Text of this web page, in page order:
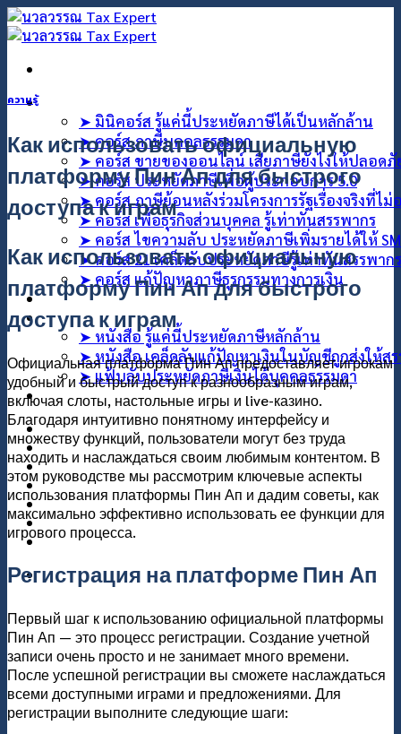
ข้าม
ไป
เนื้อหา
➤ มินิคอร์ส รู้แค่นี้ประหยัดภาษีได้เป็นหลักล้าน
➤ คอร์ส ภาษีบุคคลธรรมดา
➤ คอร์ส ขายของออนไลน์ เสียภาษียังไงให้ปลอดภั
➤ คอร์ส ประหยัดภาษีเพื่อผู้ประกอบการ 5.0
➤ คอร์ส ภาษีย้อนหลังร่วมโครงการรัฐเรื่องจริงที่ไม่
➤ คอร์ส เพื่อธุรกิจส่วนบุคคล รู้เท่าทันสรรพากร
➤ คอร์ส ไขความลับ ประหยัดภาษีเพิ่มรายได้ให้
➤ คอร์ส 21 เคล็ดลับประหยัดภาษีรู้เท่าทันสรรพากร
➤ คอร์ส แก้ปัญหาภาษีธุรกรรมทางการเงิน
คอร์สที่ปรึกษา
สินค้า
➤ หนังสือ รู้แค่นี้ประหยัดภาษีหลักล้าน
➤ หนังสือ เคล็ดลับแก้ปัญหาเงินในบัญชีถูกส่งให้สร
➤ แฟ้บลับประหยัดภาษีเงินได้บุคคลธรรมดา
บทความ
แกลอรี่
เกี่ยวกับเรา
ติดต่อเรา
ความรู้
Как использовать официальную
платформу Пин Ап для быстрого
доступа к играм
Как использовать официальную
платформу Пин Ап для быстрого
доступа к играм
Официальная платформа Пин Ап предоставляет игрокам
удобный и быстрый доступ к разнообразным играм,
включая слоты, настольные игры и live-казино.
Благодаря интуитивно понятному интерфейсу и
множеству функций, пользователи могут без труда
находить и наслаждаться своим любимым контентом. В
этом руководстве мы рассмотрим ключевые аспекты
использования платформы Пин Ап и дадим советы, как
максимально эффективно использовать ее функции для
игрового процесса.
Регистрация на платформе Пин Ап
Первый шаг к использованию официальной платформы
Пин Ап — это процесс регистрации. Создание учетной
записи очень просто и не занимает много времени.
После успешной регистрации вы сможете наслаждаться
всеми доступными играми и предложениями. Для
регистрации выполните следующие шаги: